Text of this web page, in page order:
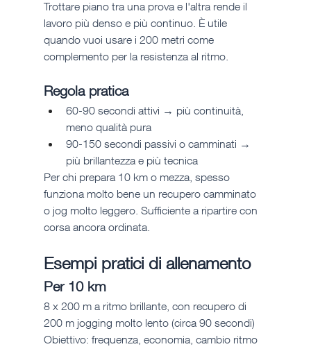
Trottare piano tra una prova e l'altra rende il
lavoro più denso e più continuo. È utile
quando vuoi usare i 200 metri come
complemento per la resistenza al ritmo.
Regola pratica
60-90 secondi attivi → più continuità,
meno qualità pura
90-150 secondi passivi o camminati →
più brillantezza e più tecnica
Per chi prepara 10 km o mezza, spesso
funziona molto bene un recupero camminato
o jog molto leggero. Sufficiente a ripartire con
corsa ancora ordinata.
Esempi pratici di allenamento
Per 10 km
8 x 200 m a ritmo brillante, con recupero di
200 m jogging molto lento (circa 90 secondi)
Obiettivo: frequenza, economia, cambio ritmo